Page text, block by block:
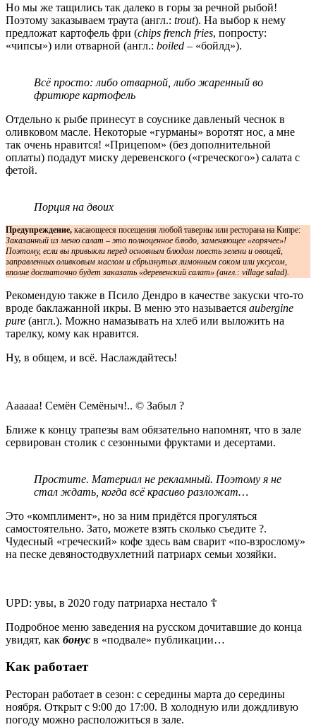
Но мы же тащились так далеко в горы за речной рыбой!
Поэтому заказываем траута (англ.: trout). На выбор к нему
предложат картофель фри (chips french fries, попросту:
«чипсы») или отварной (англ.: boiled – «бойлд»).
Всё просто: либо отварной, либо жаренный во
фритюре картофель
Отдельно к рыбе принесут в соуснике давленый чеснок в
оливковом масле. Некоторые «гурманы» воротят нос, а мне
так очень нравится! «Прицепом» (без дополнительной
оплаты) подадут миску деревенского («греческого») салата с
фетой.
Порция на двоих
Предупреждение, касающееся посещения любой таверны или ресторана на Кипре:
Заказанный из меню салат – это полноценное блюдо, заменяющее «горячее»!
Поэтому, если вы привыкли перед основным блюдом поесть зелени и овощей,
заправленных оливковым маслом и сбрызнутых лимонным соком или уксусом,
вполне достаточно будет заказать «деревенский салат» (англ.: village salad).
Рекомендую также в Псило Дендро в качестве закуски что-то
вроде баклажанной икры. В меню это называется aubergine
pure (англ.). Можно намазывать на хлеб или выложить на
тарелку, кому как нравится.
Ну, в общем, и всё. Наслаждайтесь!
Аааааа! Семён Семёныч!.. © Забыл ?
Ближе к концу трапезы вам обязательно напомнят, что в зале
сервирован столик с сезонными фруктами и десертами.
Простите. Материал не рекламный. Поэтому я не
стал ждать, когда всё красиво разложат…
Это «комплимент», но за ним придётся прогуляться
самостоятельно. Зато, можете взять сколько съедите ?.
Чудесный «греческий» кофе здесь вам сварит «по-взрослому»
на песке девяностодвухлетний патриарх семьи хозяйки.
UPD: увы, в 2020 году патриарха нестало ☦
Подробное меню заведения на русском дочитавшие до конца
увидят, как бонус в «подвале» публикации…
Как работает
Ресторан работает в сезон: с середины марта до середины
ноября. Открыт с 9:00 до 17:00. В холодную или дождливую
погоду можно расположиться в зале.